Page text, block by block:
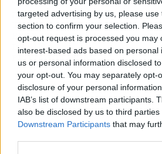
targeted advertising by us, please
section to confirm your selection.
opt-out request is processed you may
interest-based ads based on personal
us or personal information disclosed
your opt-out. You may separately opt-
disclosure of your personal
IAB’s list of downstream participants.
also be disclosed by us to third parties
Downstream Participants that may
¡EL BAR COYOTE
TENDRÁ UNA SECUELA!
ESTO ES LO QUE FUE
DE SUS
PROTAGONISTAS
LA